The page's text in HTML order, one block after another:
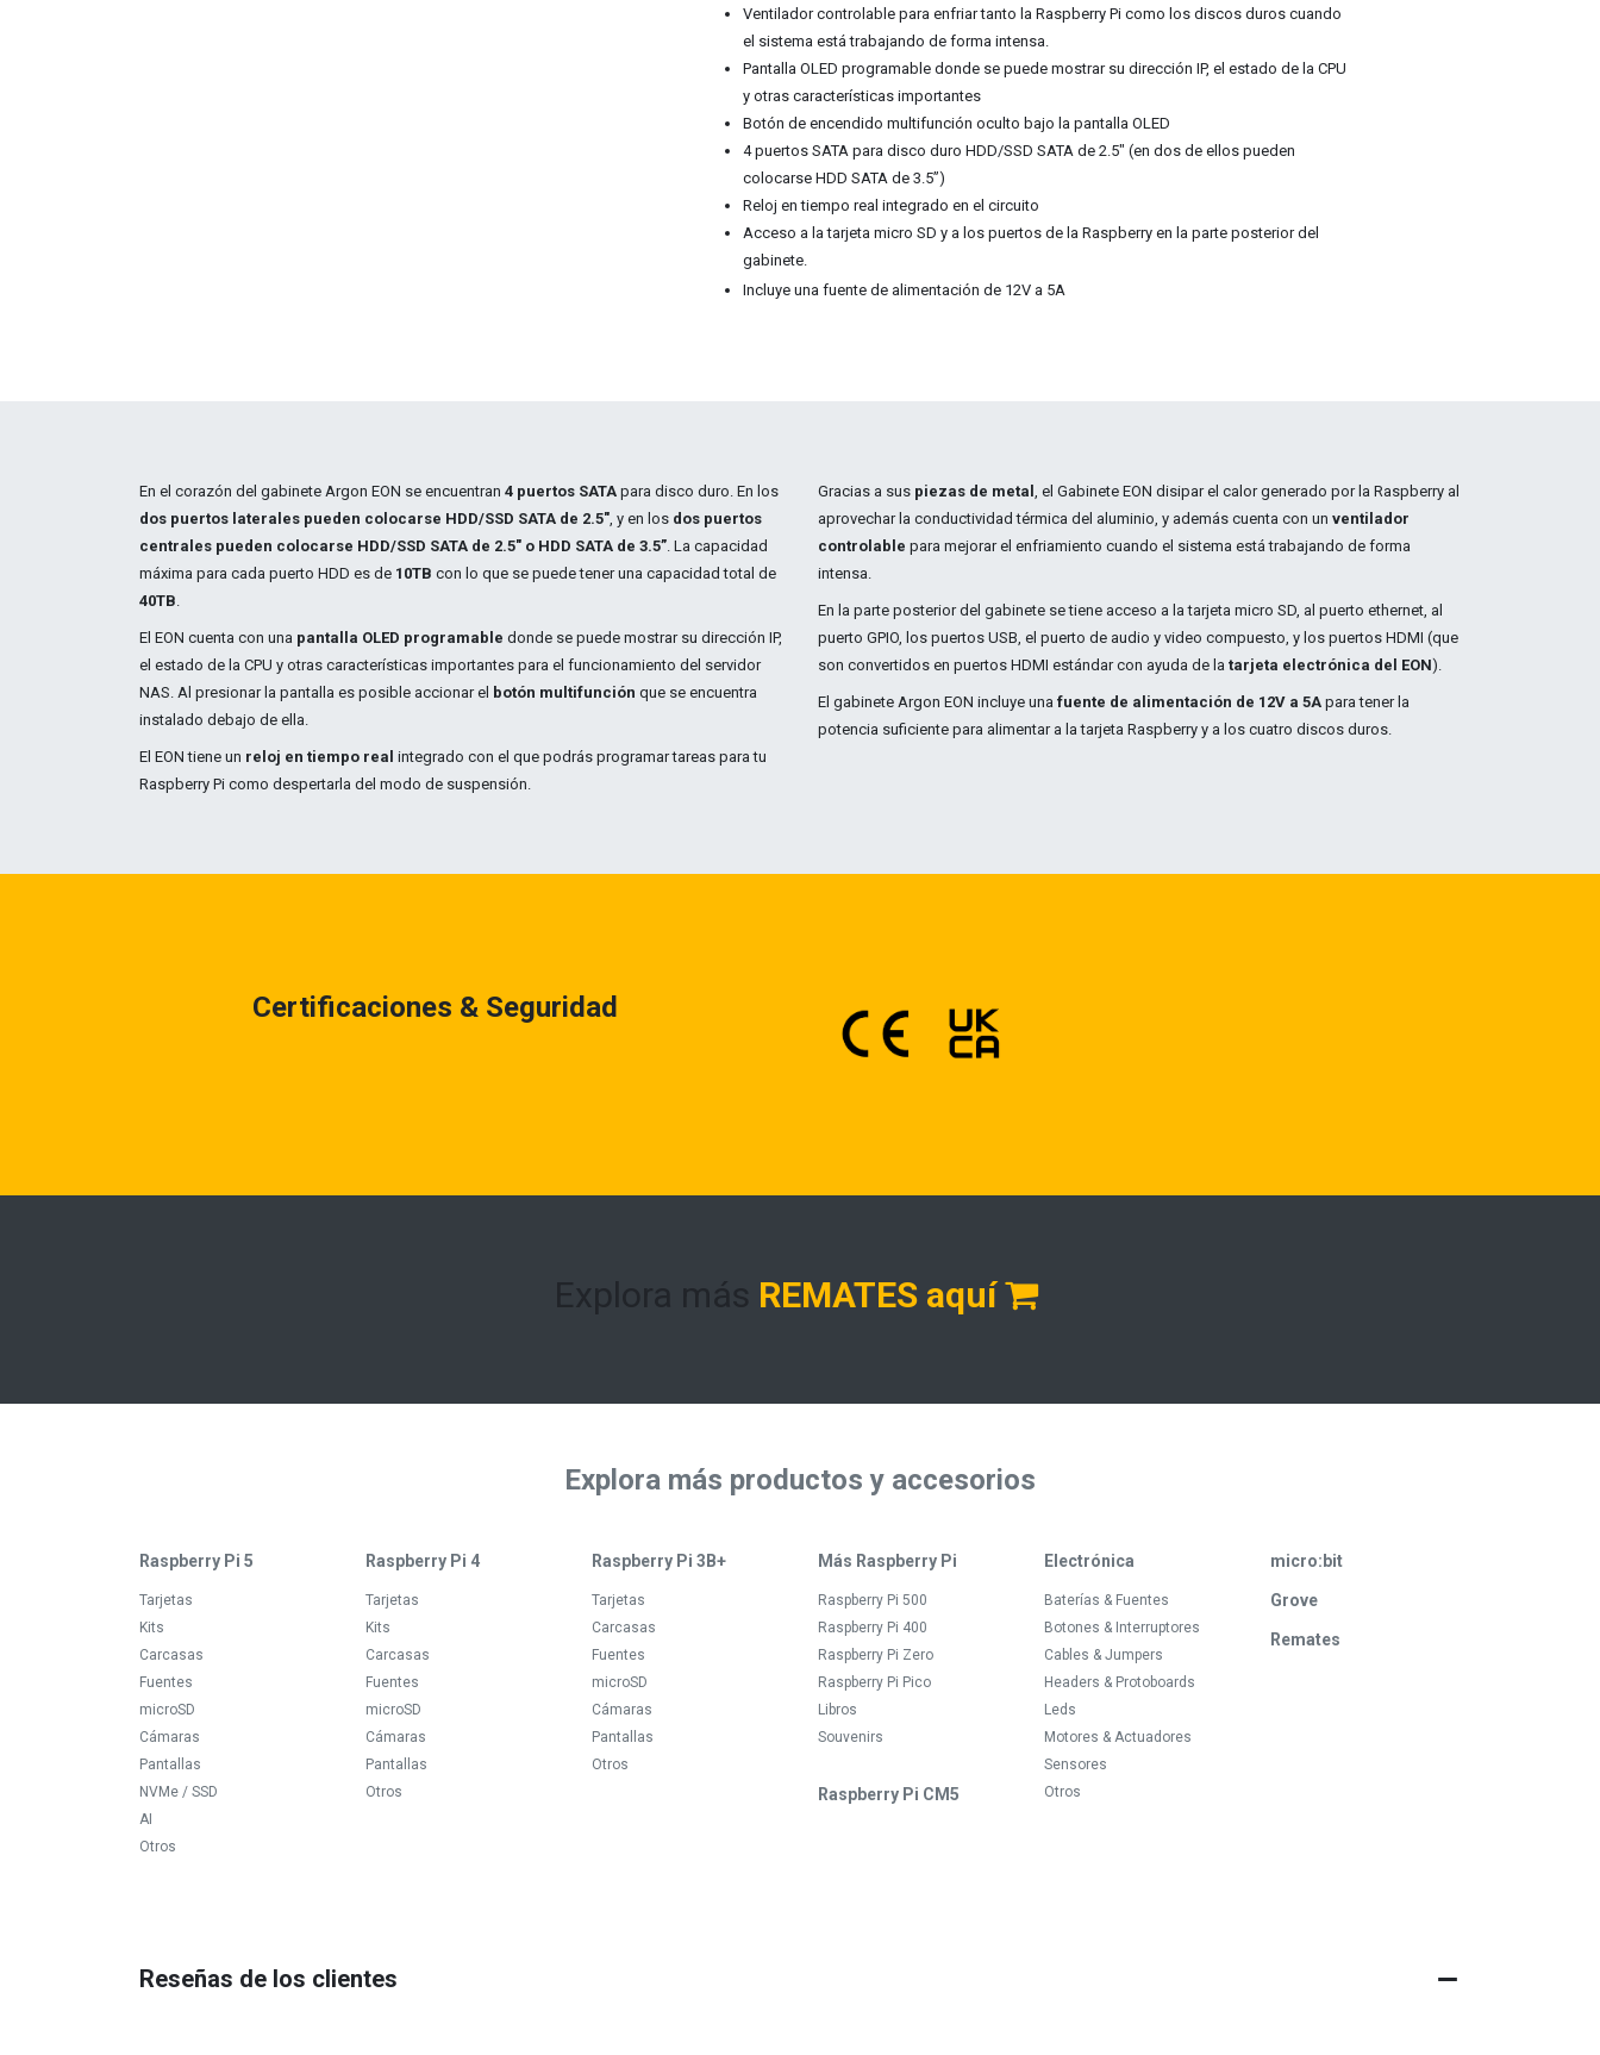
Ventilador controlable para enfriar tanto la Raspberry Pi como los discos duros cuando
el sistema está trabajando de forma intensa.
Pantalla OLED programable donde se puede mostrar su dirección IP, el estado de la CPU
y otras características importantes
Botón de encendido multifunción oculto bajo la pantalla OLED
4 puertos SATA para disco duro HDD/SSD SATA de 2.5" (en dos de ellos pueden
colocarse HDD SATA de 3.5”)
Reloj en tiempo real integrado en el circuito
Acceso a la tarjeta micro SD y a los puertos de la Raspberry en la parte posterior del
gabinete.
Incluye una fuente de alimentación de 12V a 5A
En el corazón del gabinete Argon EON se encuentran 4 puertos SATA para disco duro. En los
dos puertos laterales pueden colocarse HDD/SSD SATA de 2.5", y en los dos puertos
centrales pueden colocarse HDD/SSD SATA de 2.5" o HDD SATA de 3.5”. La capacidad
máxima para cada puerto HDD es de 10TB con lo que se puede tener una capacidad total de
40TB.
El EON cuenta con una pantalla OLED programable donde se puede mostrar su dirección IP,
el estado de la CPU y otras características importantes para el funcionamiento del servidor
NAS. Al presionar la pantalla es posible accionar el botón multifunción que se encuentra
instalado debajo de ella.
El EON tiene un reloj en tiempo real integrado con el que podrás programar tareas para tu
Raspberry Pi como despertarla del modo de suspensión.
​Gracias a sus piezas de metal , el Gabinete EON disipar el calor generado por la Raspberry al
aprovechar la conductividad térmica del aluminio, y además cuenta con un ventilador
controlable para mejorar el enfriamiento cuando el sistema está trabajando de forma
intensa.
En la parte posterior del gabinete se tiene acceso a la tarjeta micro SD, al puerto ethernet, al
puerto GPIO, los puertos USB, el puerto de audio y video compuesto, y los puertos HDMI (que
son convertidos en puertos HDMI estándar con ayuda de la tarjeta electrónica del EON).
El gabinete Argon EON incluye una fuente de alimentación de 12V a 5A para tener la
potencia suficiente para alimentar a la tarjeta Raspberry y a los cuatro discos duros.
Certificaciones & Seguridad
Explora más REMATES aquí
Explora más productos y accesorios
Raspberry Pi 5
Tarjetas
Kits
Carcasas
Fuentes
microSD
Cámaras
Pantallas
NVMe / SSD
AI
Otros
Raspberry Pi 4
Tarjetas
Kits
Carcasas
Fuentes
microSD
Cámaras
Pantallas
Otros
Raspberry Pi 3B+
Tarjetas
Carcasas
Fuentes
microSD
Cámaras
Pantallas
Otros
Más Raspberry Pi
Raspberry Pi 500
Raspberry Pi 400
Raspberry Pi Zero
Raspberry Pi Pico
Libros
Souvenirs
Raspberry Pi CM5
Electrónica
Baterías & Fuentes
Botones & Interruptores
Cables & Jumpers
Headers & Protoboards
Leds
Motores & Actuadores
Sensores
Otros
micro:bit
Grove
Remates
Reseñas de los clientes